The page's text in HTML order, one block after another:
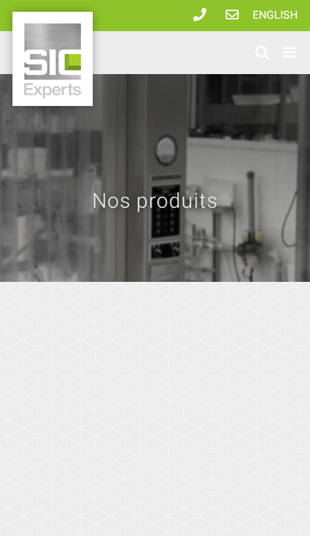
Passer
au
contenu
ENGLISH
Nos produits